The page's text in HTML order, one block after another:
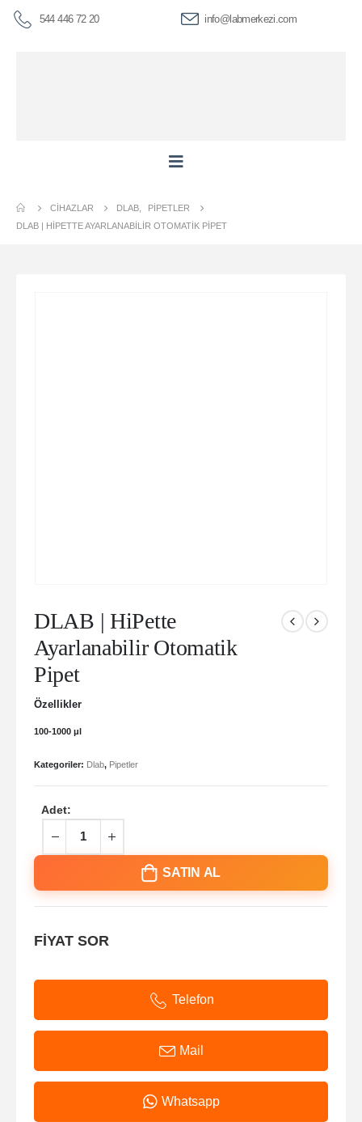
544 446 72 20 info@labmerkezi.com
CIHAZLAR DLAB
PIPETLER
DLAB | HIPETTE AYARLANABILIR OTOMATIK PIPET
DLAB | HiPette
Ayarlanabilir Otomatik
Pipet
Özellikler
100-1000 μl
Kategoriler: Dlab, Pipetler
Adet:
SATIN AL
FİYAT SOR
Telefon
Mail
Whatsapp